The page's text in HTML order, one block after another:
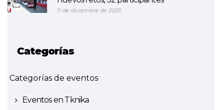
11 de diciembre de 2025
Categorías
Categorías de eventos
Eventos en Tknika